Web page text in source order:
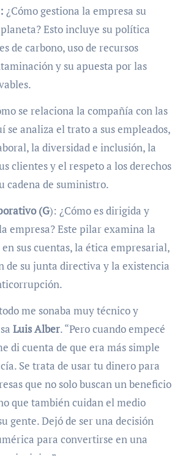
¿Cómo gestiona la empresa su
Esto incluye su política
de carbono, uso de recursos
y su apuesta por las
se relaciona la compañía con las
se analiza el trato a sus empleados,
la diversidad e inclusión, la
clientes y el respeto a los derechos
cadena de suministro.
(G): ¿Cómo es dirigida y
empresa? Este pilar examina la
sus cuentas, la ética empresarial,
de su junta directiva y la existencia
me sonaba muy técnico y
Luis Alber. “Pero cuando empecé
di cuenta de que era más simple
Se trata de usar tu dinero para
que no solo buscan un beneficio
que también cuidan el medio
gente. Dejó de ser una decisión
para convertirse en una